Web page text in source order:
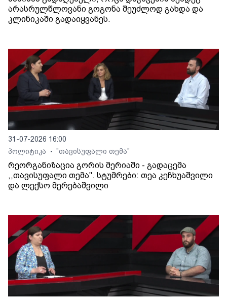
არასრულწლოვანი გოგონა შეუძლოდ გახდა და
კლინიკაში გადაიყვანეს.
31-07-2026 16:00
პოლიტიკა
• "თავისუფალი თემა"
რეორგანიზაცია გორის მერიაში - გადაცემა
,,თავისუფალი თემა". სტუმრები: თეა კეჩხუაშვილი
და ლექსო მერებაშვილი